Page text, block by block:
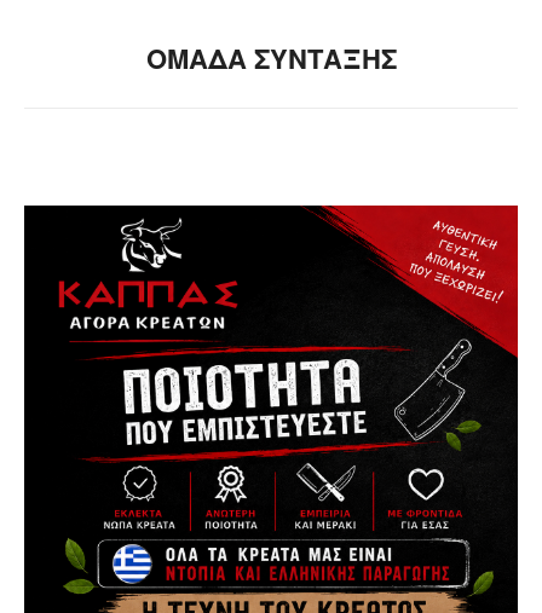
ΟΜΑΔΑ ΣΥΝΤΑΞΗΣ